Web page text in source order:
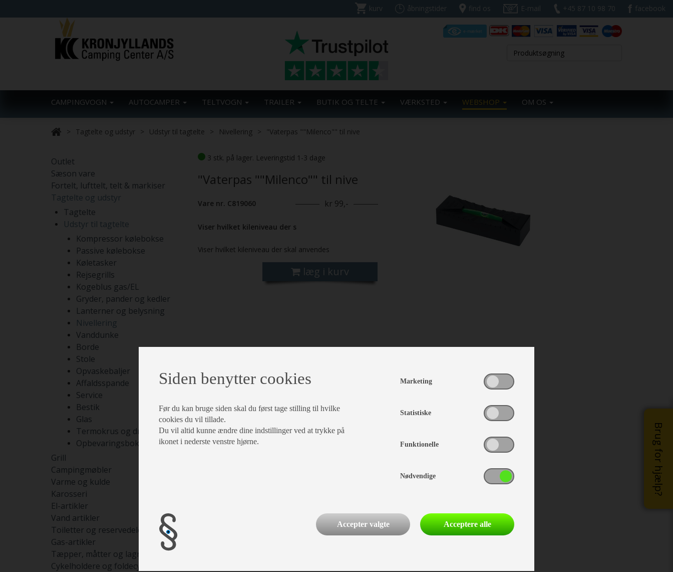
kurv åbningstider find os E-mail +45 87 10 98 70 facebook
CAMPINGVOGN AUTOCAMPER TELTVOGN TRAILER BUTIK OG TELTE VÆRKSTED WEBSHOP OM OS
Brug for hjælp?
Tagtelte og udstyr Udstyr til tagtelte Nivellering "Vaterpas ""Milenco"" til nive
Outlet
Sæson vare
Fortelt, lufttelt, telt & markiser
Tagtelte og udstyr
Tagtelte
Udstyr til tagtelte
Kompressor kølebokse
Passive kølebokse
Køletasker
Rejsegrills
Kogeblus gas/EL
Gryder, pander og kedler
Lanterner og belysning
Nivellering
Vanddunke
Borde
Stole
Opvaskebaljer
Affaldsspande
Service
Bestik
Glas
Termokrus og drikkekrus
Opbevaringsbokse
Grill
Campingmøbler
Varme og kulde
Karosseri
El-artikler
Vand artikler
Toiletter og reservedele
Gas-artikler
Tæpper, måtter og lagner
Cykelholdere og foldecykler
3 stk. på lager. Leveringstid 1-3 dage
"Vaterpas ""Milenco"" til nive
Vare nr. C819060 kr 99,-
Viser hvilket kileniveau der s
Viser hvilket kileniveau der skal anvendes
læg i kurv
Siden benytter cookies
Før du kan bruge siden skal du først tage stilling til hvilke
cookies du vil tillade.
Du vil altid kunne ændre dine indstillinger ved at trykke på
ikonet i nederste venstre hjørne.
Marketing
Statistiske
Funktionelle
Nødvendige
Accepter valgte Acceptere alle